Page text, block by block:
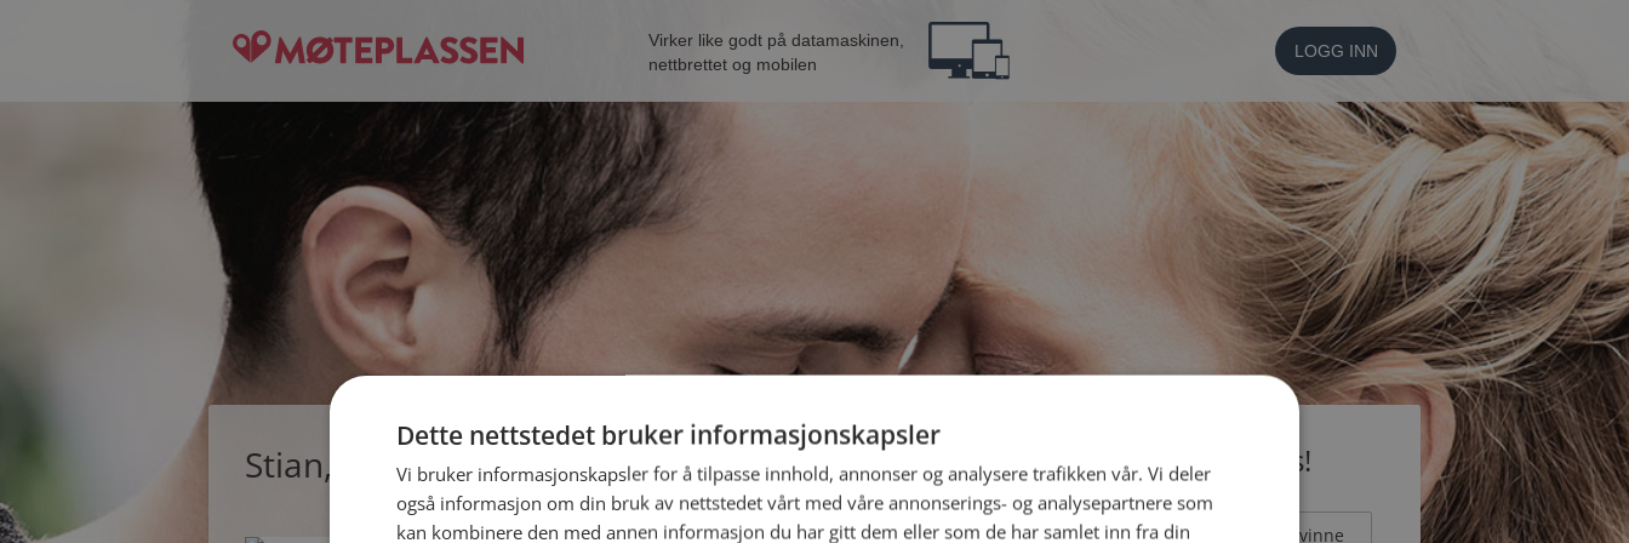
Virker like godt på datamaskinen,
nettbrettet og mobilen
LOGG INN
Stian, single mann fra Porsgrunn Bli medlem gratis!
Jeg er en: Mann Kvinne
Dette nettstedet bruker informasjonskapsler
Vi bruker informasjonskapsler for å tilpasse innhold, annonser og analysere trafikken vår. Vi deler
også informasjon om din bruk av nettstedet vårt med våre annonserings- og analysepartnere som
kan kombinere den med annen informasjon du har gitt dem eller som de har samlet inn fra din